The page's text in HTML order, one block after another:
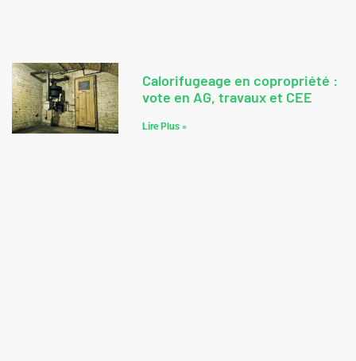
Calorifugeage en copropriété :
vote en AG, travaux et CEE
Lire Plus »